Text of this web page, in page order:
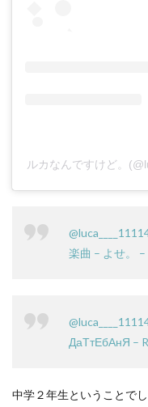
ルカなんですけど。
楽曲 – よせ。 –
ДаТтЕбАнЯ –
中学２年生ということで